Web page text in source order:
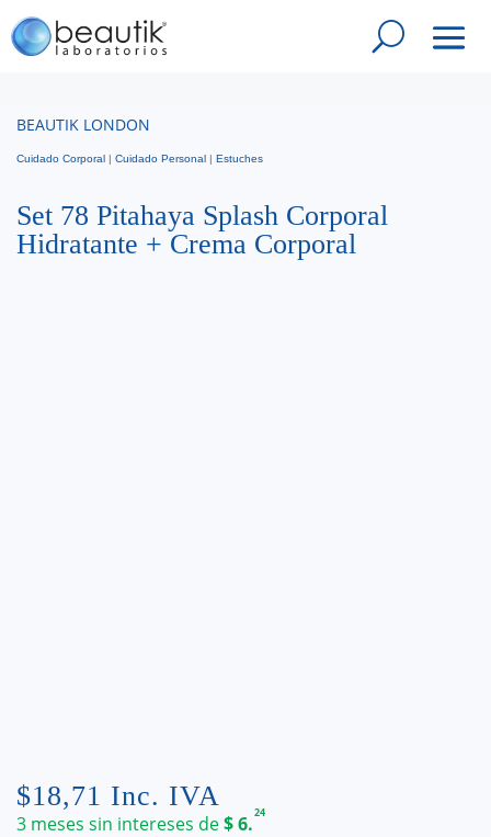
BEAUTIK LONDON
Cuidado Corporal | Cuidado Personal | Estuches
Set 78 Pitahaya Splash Corporal
Hidratante + Crema Corporal
$18,71 Inc. IVA
3 meses sin intereses de$6.24